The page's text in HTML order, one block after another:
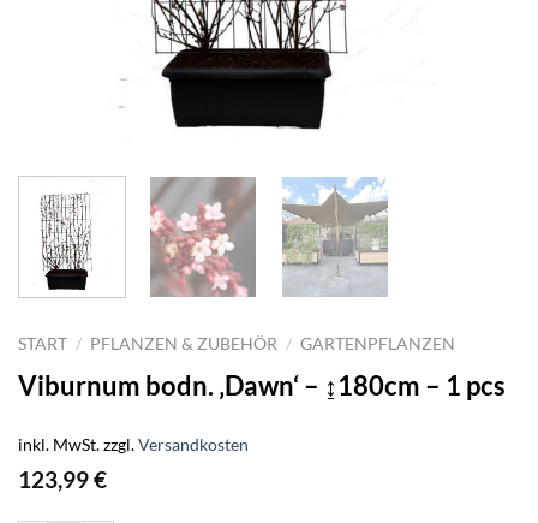
START / PFLANZEN & ZUBEHÖR / GARTENPFLANZEN
Viburnum bodn. ‚Dawn‘ – ↨180cm – 1 pcs
inkl. MwSt.zzgl.Versandkosten
123,99€